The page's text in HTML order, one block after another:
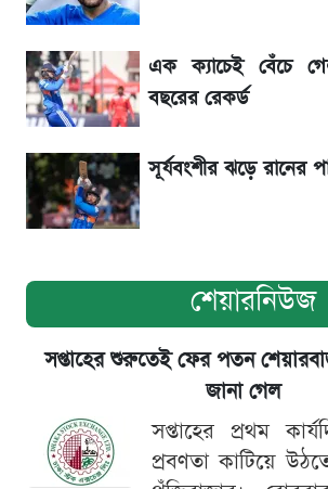
৬ আগস্ট দেশের বাজারে স্বর্ণের দাম
শেখ হাসিনার বক্তব্য ঘিরে
বাংলাদেশের
এক ক্যাচেই বেঁচে
বছরের রেকর্ড
সূর্যবংশীর ঝড়ে রানের
শেয়ারনিউজ
সপ্তাহের শুরুতেই ফের পতন
জানা গেল
সপ্তাহের প্রথম
প্রবণতা কাটিয়ে